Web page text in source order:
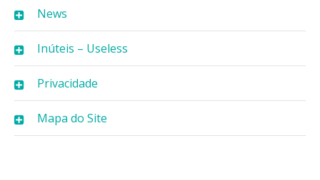
News
Inúteis – Useless
Privacidade
Mapa do Site